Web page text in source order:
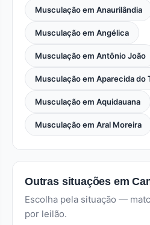
Musculação em Anaurilândia
Musculação em Angélica
Musculação em Antônio João
Musculação em Aparecida do
Musculação em Aquidauana
Musculação em Aral Moreira
Outras situações em
Escolha pela situação —
por leilão.